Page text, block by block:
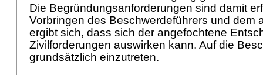
Die Begründungsanforderungen sind damit
Vorbringen des Beschwerdeführers und dem
ergibt sich, dass sich der angefochtene
Zivilforderungen auswirken kann. Auf die
grundsätzlich einzutreten.